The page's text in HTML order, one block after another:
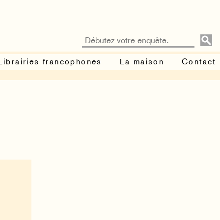
francophones La maison Contact